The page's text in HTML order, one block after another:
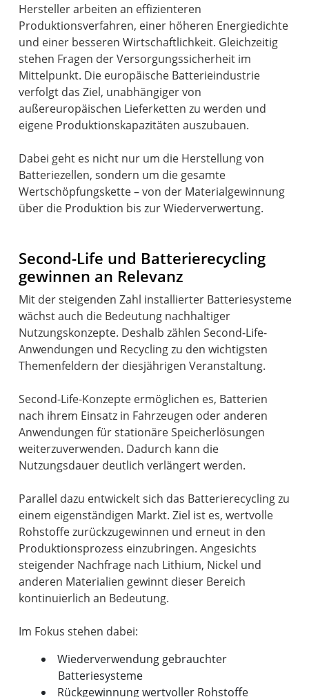
Hersteller arbeiten an effizienteren
Produktionsverfahren, einer höheren Energiedichte
und einer besseren Wirtschaftlichkeit. Gleichzeitig
stehen Fragen der Versorgungssicherheit im
Mittelpunkt. Die europäische Batterieindustrie
verfolgt das Ziel, unabhängiger von
außereuropäischen Lieferketten zu werden und
eigene Produktionskapazitäten auszubauen.
Dabei geht es nicht nur um die Herstellung von
Batteriezellen, sondern um die gesamte
Wertschöpfungskette – von der Materialgewinnung
über die Produktion bis zur Wiederverwertung.
Second-Life und Batterierecycling
gewinnen an Relevanz
Mit der steigenden Zahl installierter Batteriesysteme
wächst auch die Bedeutung nachhaltiger
Nutzungskonzepte. Deshalb zählen Second-Life-
Anwendungen und Recycling zu den wichtigsten
Themenfeldern der diesjährigen Veranstaltung.
Second-Life-Konzepte ermöglichen es, Batterien
nach ihrem Einsatz in Fahrzeugen oder anderen
Anwendungen für stationäre Speicherlösungen
weiterzuverwenden. Dadurch kann die
Nutzungsdauer deutlich verlängert werden.
Parallel dazu entwickelt sich das Batterierecycling zu
einem eigenständigen Markt. Ziel ist es, wertvolle
Rohstoffe zurückzugewinnen und erneut in den
Produktionsprozess einzubringen. Angesichts
steigender Nachfrage nach Lithium, Nickel und
anderen Materialien gewinnt dieser Bereich
kontinuierlich an Bedeutung.
Wiederverwendung gebrauchter
Batteriesysteme
Rückgewinnung wertvoller Rohstoffe